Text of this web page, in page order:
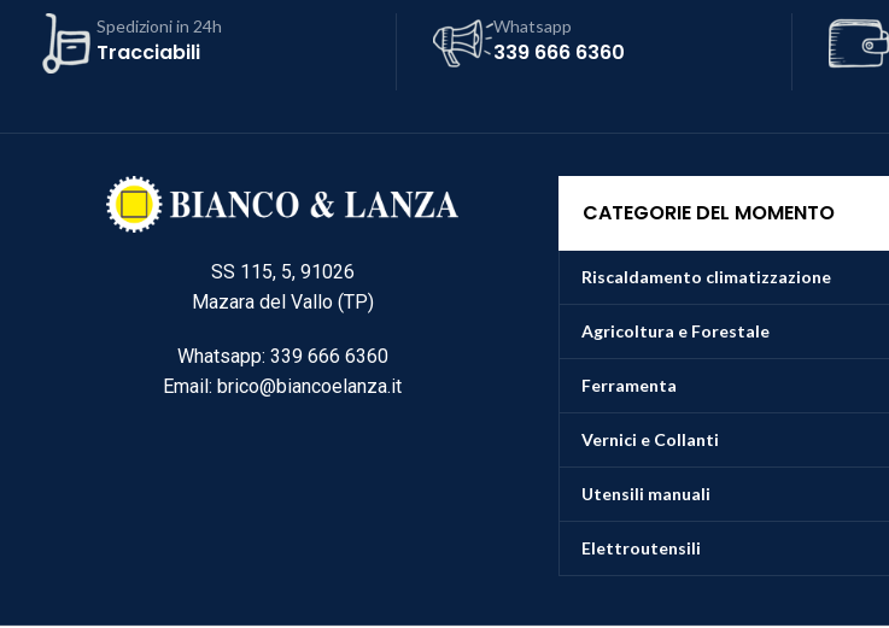
Spedizioni in 24h
Tracciabili
Whatsapp
339 666 6360
SS 115, 5, 91026
Mazara del Vallo (TP)
Whatsapp: 339 666 6360
Email: brico@biancoelanza.it
CATEGORIE DEL MOMENTO
Riscaldamento climatizzazione
Agricoltura e Forestale
Ferramenta
Vernici e Collanti
Utensili manuali
Elettroutensili